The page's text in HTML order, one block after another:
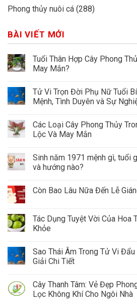
Phong thủy nuôi cá (288)
BÀI VIẾT MỚI
Tuổi Thân Hợp Cây Phong
May Mắn?
Tử Vi Trọn Đời Phụ Nữ Tuổi
Mệnh, Tình Duyên và Sự
Các Loại Cây Phong Thủy
Lộc Và May Mắn
Sinh năm 1971 mệnh gì, tuổi
và hướng nào?
Còn Bao Lâu Nữa Đến Lễ
Tác Dụng Tuyệt Vời Của Hoa
Khỏe
Sao Thái Âm Trong Tử Vi Đẩu
Giải Chi Tiết
Cây Thanh Tâm: Vẻ Đẹp
Lọc Không Khí Cho Ngôi Nhà